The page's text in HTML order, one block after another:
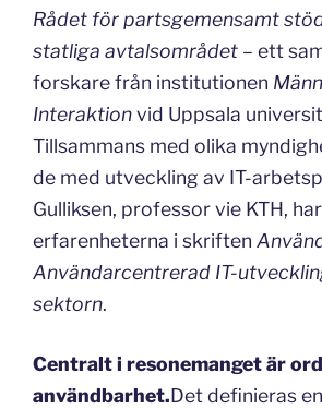
Rådet för partsgemensamt
statliga avtalsområdet – ett
forskare från institutionen
Interaktionvid Uppsala
Tillsammans med olika
de med utveckling av IT-
Gulliksen, professor vie KTH,
erfarenheterna i skriften
Användarcentrerad IT-
sektorn.
Centralt i resonemanget är
användbarhet.Det definieras